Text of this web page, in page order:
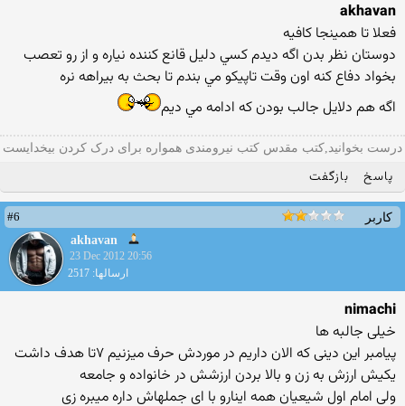
akhavan
فعلا تا همينجا كافيه
دوستان نظر بدن اگه ديدم كسي دليل قانع كننده نياره و از رو تعصب
بخواد دفاع كنه اون وقت تاپيكو مي بندم تا بحث به بيراهه نره
اگه هم دلايل جالب بودن كه ادامه مي ديم
درست بخوانید,کتب مقدس کتب نیرومندی همواره برای درک کردن بیخدایست
پاسخ بازگفت
کاربر
#6
akhavan
23 Dec 2012 20:56
ارسالها: 2517
nimachi
خیلی جالبه ها
پیامبر این دینی که الان داریم در موردش حرف میزنیم ۷تا هدف داشت
یکیش ارزش به زن و بالا بردن ارزشش در خانواده و جامعه
ولی امام اول شیعیان همه اینارو با ای جملهاش داره میبره زی